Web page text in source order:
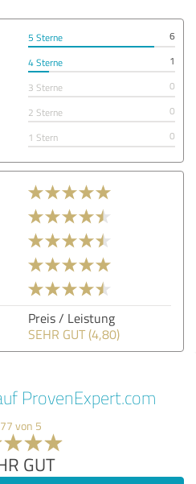
5 Sterne
6
4 Sterne
1
3 Sterne
0
2 Sterne
0
1 Stern
0
Preis / Leistung
SEHR GUT (4,80)
ProvenExpert.com
von 5
GUT